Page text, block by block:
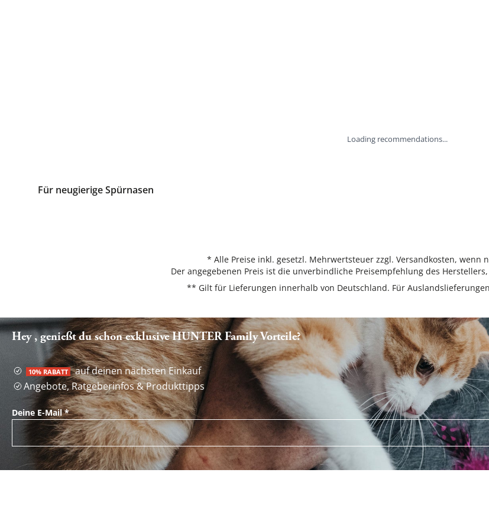
Loading recommendations...
Für neugierige Spürnasen
* Alle Preise inkl. gesetzl. Mehrwertsteuer zzgl. Versandkosten, wenn
Der angegebenen Preis ist die unverbindliche Preisempfehlung des
** Gilt für Lieferungen innerhalb von Deutschland. Für
Hey , genießt du schon exklusive HUNTER Family Vorteile?
10% RABATT auf deinen nächsten Einkauf
Angebote, Ratgeberinfos & Produkttipps
Deine E-Mail*